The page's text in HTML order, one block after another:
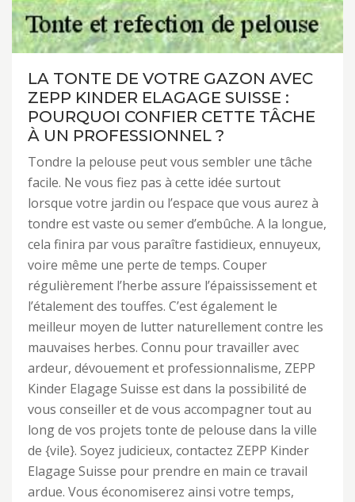
LA TONTE DE VOTRE GAZON AVEC
ZEPP KINDER ELAGAGE SUISSE :
POURQUOI CONFIER CETTE TÂCHE
À UN PROFESSIONNEL ?
Tondre la pelouse peut vous sembler une tâche
facile. Ne vous fiez pas à cette idée surtout
lorsque votre jardin ou l’espace que vous aurez à
tondre est vaste ou semer d’embûche. A la longue,
cela finira par vous paraître fastidieux, ennuyeux,
voire même une perte de temps. Couper
régulièrement l’herbe assure l’épaississement et
l’étalement des touffes. C’est également le
meilleur moyen de lutter naturellement contre les
mauvaises herbes. Connu pour travailler avec
ardeur, dévouement et professionnalisme, ZEPP
Kinder Elagage Suisse est dans la possibilité de
vous conseiller et de vous accompagner tout au
long de vos projets tonte de pelouse dans la ville
de {vile}. Soyez judicieux, contactez ZEPP Kinder
Elagage Suisse pour prendre en main ce travail
ardue. Vous économiserez ainsi votre temps,